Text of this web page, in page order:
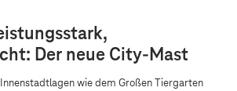
Der neue City-Mast
wie dem Großen Tiergarten